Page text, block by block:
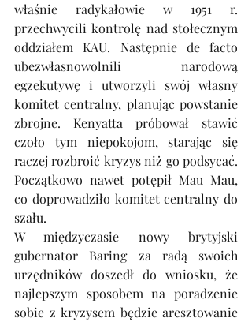
właśnie radykałowie w 1951 r.
przechwycili kontrolę nad stołecznym
oddziałem KAU. Następnie de facto
ubezwłasnowolnili narodową
egzekutywę i utworzyli swój własny
komitet centralny, planując powstanie
zbrojne. Kenyatta próbował stawić
czoło tym niepokojom, starając się
raczej rozbroić kryzys niż go podsycać.
Początkowo nawet potępił Mau Mau,
co doprowadziło komitet centralny do
szału.
W międzyczasie nowy brytyjski
gubernator Baring za radą swoich
urzędników doszedł do wniosku, że
najlepszym sposobem na poradzenie
sobie z kryzysem będzie aresztowanie